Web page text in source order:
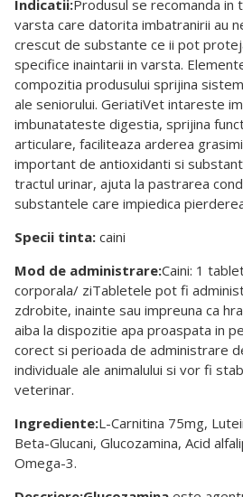
Indicatii:Produsul se recomanda in
varsta care datorita imbatranirii au
crescut de substante ce ii pot
specifice inaintarii in varsta.
compozitia produsului sprijina
ale seniorului. GeriatiVet intareste
imbunatateste digestia, sprijina
articulare, faciliteaza arderea
important de antioxidanti si
tractul urinar, ajuta la pastrarea
substantele care impiedica
Specii tinta: caini
Mod de administrare:Caini: 1
corporala/ ziTabletele pot fi
zdrobite, inainte sau impreuna ca
aiba la dispozitie apa proaspata in
corect si perioada de administrare
individuale ale animalului si vor fi
veterinar.
Ingrediente:L-Carnitina 75mg,
Beta-Glucani, Glucozamina, Acid
Omega-3.